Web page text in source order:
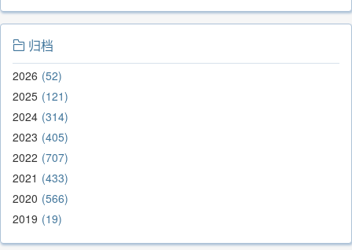
归档
2026 52
2025 121
2024 314
2023 405
2022 707
2021
433
2020 566
2019 19